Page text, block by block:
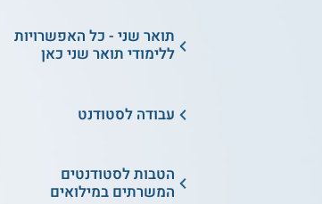
תואר שני - כל האפשרויות
ללימודי תואר שני כאן
עבודה לסטודנט
הטבות לסטודנטים
המשרתים במילואים